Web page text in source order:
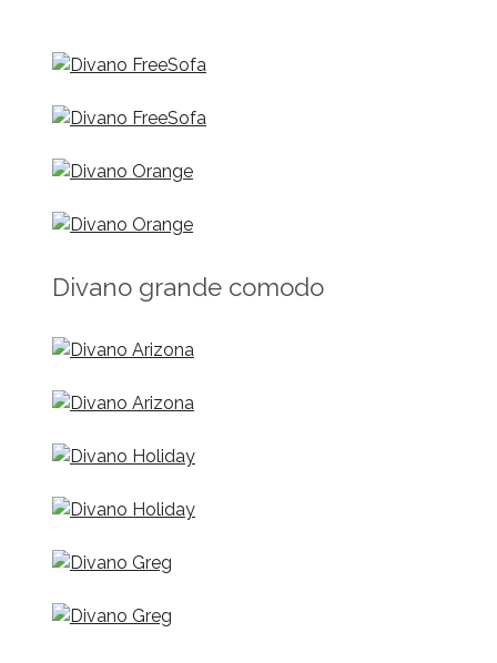
Divano grande comodo